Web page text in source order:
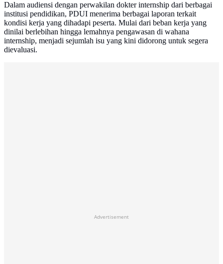
Dalam audiensi dengan perwakilan dokter internship dari berbagai
institusi pendidikan, PDUI menerima berbagai laporan terkait
kondisi kerja yang dihadapi peserta. Mulai dari beban kerja yang
dinilai berlebihan hingga lemahnya pengawasan di wahana
internship, menjadi sejumlah isu yang kini didorong untuk segera
dievaluasi.
Advertisement